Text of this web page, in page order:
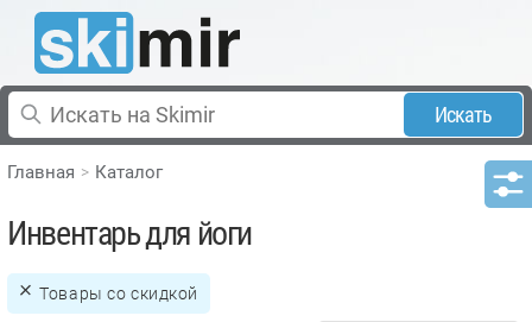
Искать
Главная Каталог
Инвентарь для йоги
Товары со скидкой